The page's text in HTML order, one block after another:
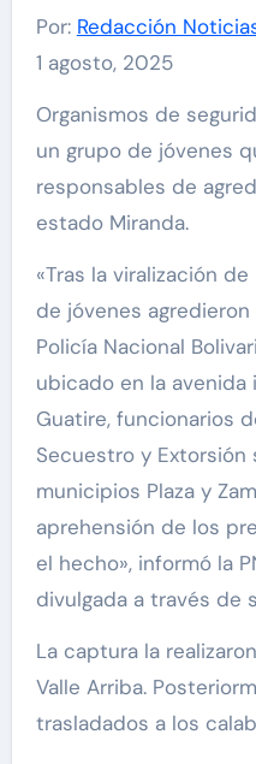
Por: Redacción
1 agosto, 2025
Organismos de seguridad privaron de libertad a
un grupo de jóvenes
responsables de
estado Miranda.
«Tras la viralización
de jóvenes
Policía Nacional
ubicado en la
Guatire, funcionarios
Secuestro y Extorsión
municipios Plaza y
aprehensión de los
el hecho», informó la
divulgada a través de
La captura la
Valle Arriba.
trasladados a los